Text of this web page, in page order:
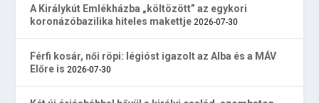
A Királykút Emlékházba „költözött” az egykori
koronázóbazilika hiteles makettje 2026-07-30
Férfi kosár, női röpi: légióst igazolt az Alba és a MÁV
Előre is 2026-07-30